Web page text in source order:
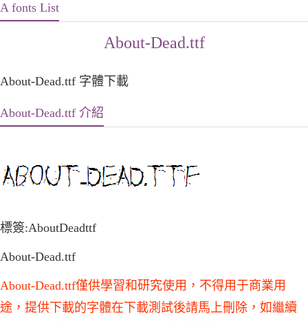
A fonts List
About-Dead.ttf
About-Dead.ttf 字體下載
About-Dead.ttf 介紹
標簽:AboutDeadttf
About-Dead.ttf
About-Dead.ttf僅供學習和研究使用，不得用于商業用
途，提供下載的字體在下載測試後請馬上刪除，如繼續